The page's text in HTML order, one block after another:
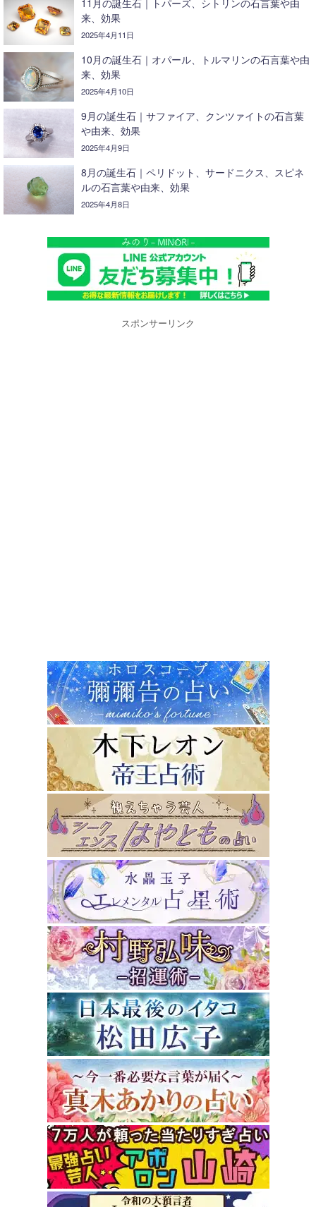
来、効果
2025年4月11日
10月の誕生石｜オパール、トルマリンの石言葉や由
来、効果
2025年4月10日
9月の誕生石｜サファイア、クンツァイトの石言葉
や由来、効果
2025年4月9日
8月の誕生石｜ペリドット、サードニクス、スピネ
ルの石言葉や由来、効果
2025年4月8日
スポンサーリンク